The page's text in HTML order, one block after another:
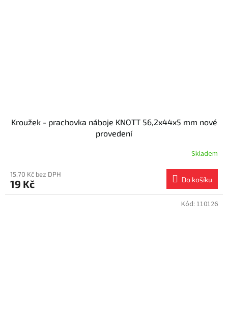
Kroužek - prachovka náboje KNOTT 56,2x44x5 mm nové
provedení
Skladem
15,70 Kč bez DPH
19 Kč Do košíku
Kód: 110126